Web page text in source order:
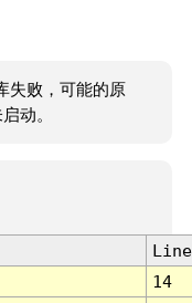
失败，可能的原
动。
Line
14